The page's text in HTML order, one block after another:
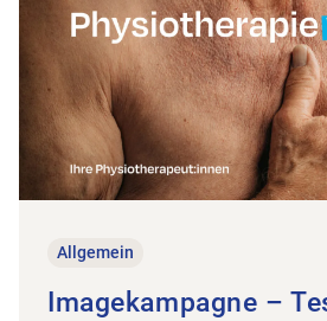
Allgemein
Imagekampagne –